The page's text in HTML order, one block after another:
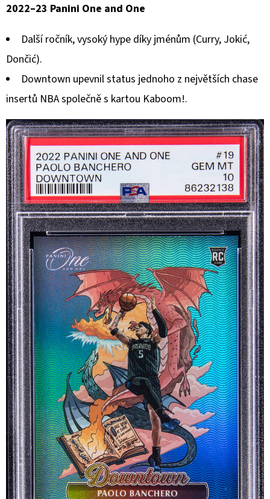
2022–23 Panini One and One
Další ročník, vysoký hype díky jménům (Curry, Jokić,
Dončić).
Downtown upevnil status jednoho z největších chase
insertů NBA společně s kartou Kaboom!.